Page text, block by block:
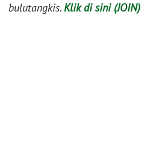
bulutangkis.Klik di sini (JOIN)